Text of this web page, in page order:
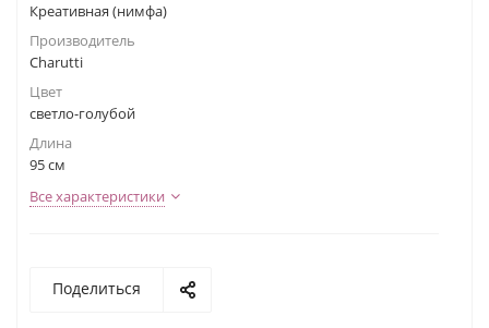
Креативная (нимфа)
Производитель
Charutti
Цвет
светло-голубой
Длина
95 см
Все характеристики
Поделиться